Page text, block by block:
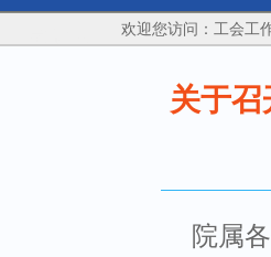
欢迎您访问：工会工
关于
院属